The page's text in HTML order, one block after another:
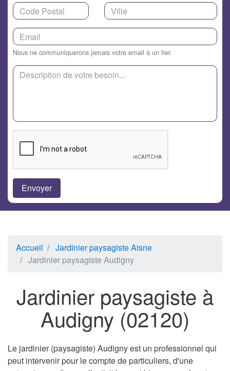
Nous ne communiquerons jamais votre email à un tier.
Accueil
Jardinier paysagiste Aisne
Jardinier paysagiste Audigny
Jardinier paysagiste à
Audigny (02120)
Le jardinier (paysagiste) Audigny est un professionnel qui
peut intervenir pour le compte de particuliers, d'une